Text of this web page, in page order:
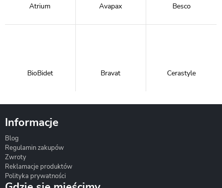
Atrium Avapax Besco
BioBidet Bravat Cerastyle
Informacje
Blog
Regulamin zakupów
Zwroty
Reklamacje produktów
Polityka prywatności